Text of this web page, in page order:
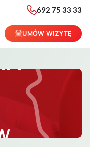
692 75 33 33
UMÓW WIZYTĘ